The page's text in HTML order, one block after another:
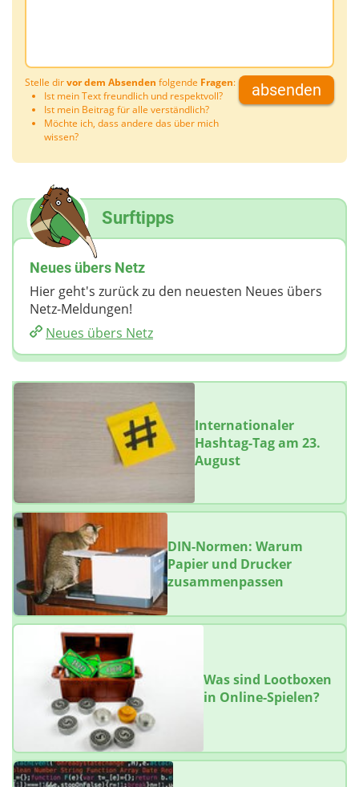
Stelle dirvor dem Absenden folgende Fragen:
Ist mein Text freundlich und respektvoll?
Ist mein Beitrag für alle verständlich?
Möchte ich, dass andere das über mich
wissen?
absenden
Surftipps
Neues übers Netz
Hier geht's zurück zu den neuesten Neues übers
Netz-Meldungen!
Neues übers Netz
Internationaler
Hashtag-Tag am 23.
August
DIN-Normen: Warum
Papier und Drucker
zusammenpassen
Was sind Lootboxen
in Online-Spielen?